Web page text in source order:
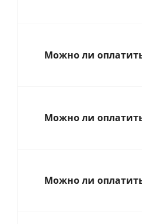
Можно ли
Можно ли
Можно ли